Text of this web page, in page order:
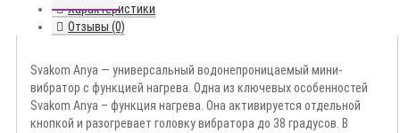
Характеристики
Отзывы (0)
Svakom Anya — универсальный водонепроницаемый мини-
вибратор с функцией нагрева. Одна из ключевых особенностей
Svakom Anya – функция нагрева. Она активируется отдельной
кнопкой и разогревает головку вибратора до 38 градусов. В